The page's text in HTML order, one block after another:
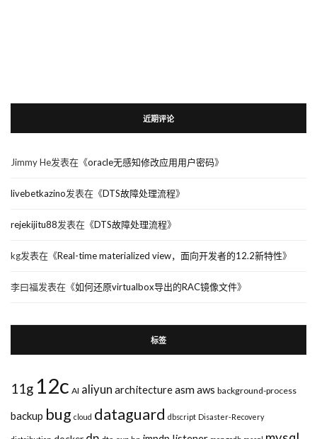
近期评论
Jimmy He发表在《oracle无感知修改应用用户密码》
livebetkazino发表在《DTS故障处理流程》
rejekijitu88发表在《DTS故障处理流程》
kg发表在《Real-time materialized view，面向开发者的12.2新特性》
李曰福发表在《如何还原virtualbox导出的RAC镜像文件》
标签
11g 12c AI aliyun architectureasmaws background-process
backup bug cloud dataguard dbscript Disaster-Recovery